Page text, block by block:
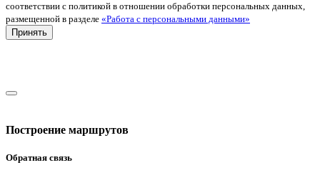
соответствии с политикой в отношении обработки персональных данных,
размещенной в разделе «Работа с персональными данными»
Принять
Построение маршрутов
Обратная связь